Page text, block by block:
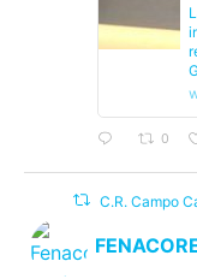
0
C.R. Campo